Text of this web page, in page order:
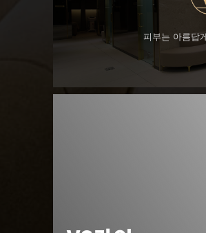
피부는 아름답